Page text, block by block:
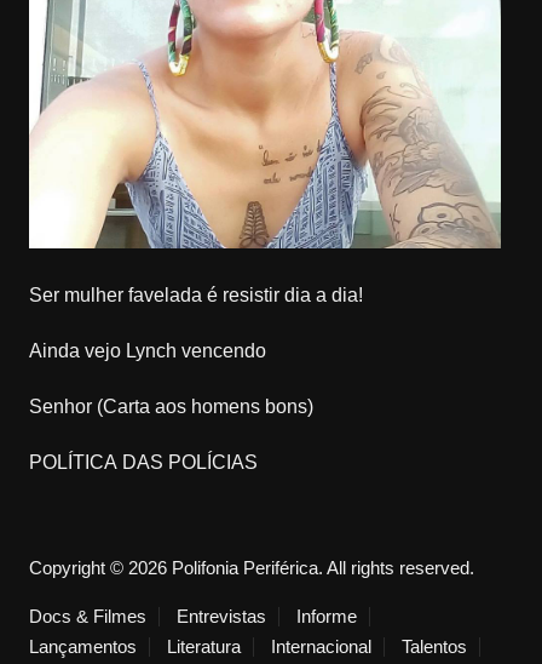
Ser mulher favelada é resistir dia a dia!
Ainda vejo Lynch vencendo
Senhor (Carta aos homens bons)
POLÍTICA DAS POLÍCIAS
Copyright © 2026 Polifonia Periférica. All rights reserved.
Docs & Filmes Entrevistas
Informe
Lançamentos
Literatura Internacional Talentos